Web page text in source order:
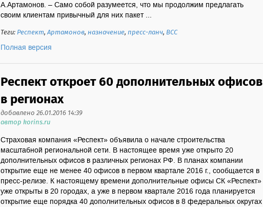
А.Артамонов. – Само собой разумеется, что мы продолжим предлагать
своим клиентам привычный для них пакет ...
Теги:Респект,Артамонов,назначение,пресс-ланч, ВСС
Полная версия
Респект откроет 60 дополнительных офисов
в регионах
добавлено 26.01.2016 14:39
автор korins.ru
Страховая компания «Респект» объявила о начале строительства
масштабной региональной сети. В настоящее время уже открыто 20
дополнительных офисов в различных регионах РФ. В планах компании
открытие еще не менее 40 офисов в первом квартале 2016 г., сообщается в
пресс-релизе. К настоящему времени дополнительные офисы СК «Респект»
уже открыты в 20 городах, а yже в первом квартале 2016 года планируется
открытие еще порядка 40 дополнительных офисов в 8 федеральных округах